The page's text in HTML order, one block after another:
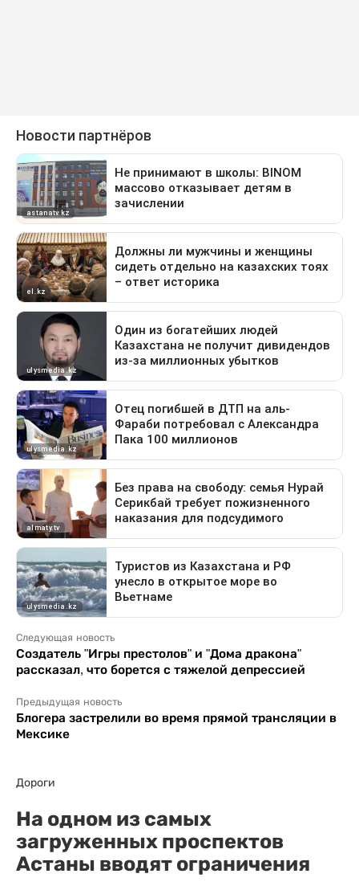
Следующая новость
Создатель "Игры престолов" и "Дома дракона"
рассказал, что борется с тяжелой депрессией
Предыдущая новость
Блогера застрелили во время прямой трансляции в
Мексике
Дороги
На одном из самых
загруженных проспектов
Астаны вводят ограничения